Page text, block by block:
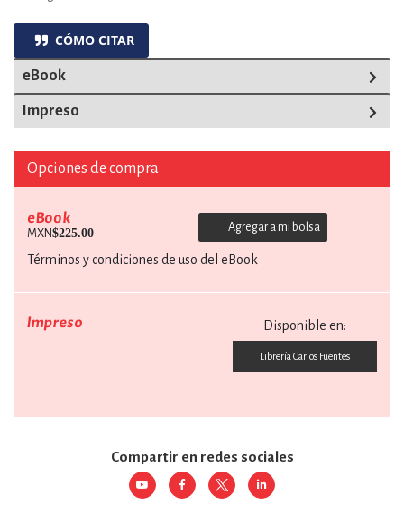
CÓMO CITAR
eBook
Impreso
Opciones de compra
eBook
MXN$225.00 Agregar a mi bolsa
Términos y condiciones de uso del eBook
Impreso Disponible en:
Librería Carlos Fuentes
Compartir en redes sociales